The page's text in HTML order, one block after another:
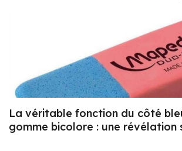
La véritable fonction du côté
gomme bicolore : une révélation